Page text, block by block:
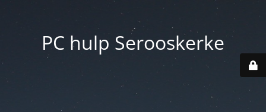
PC hulp Serooskerke